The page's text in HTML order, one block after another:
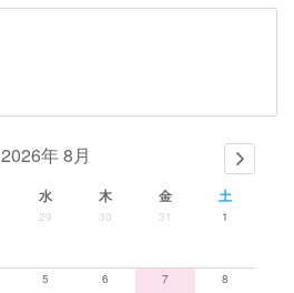
2026年 8月
水 木 金 土
29 30 31 1
5 6 7 8